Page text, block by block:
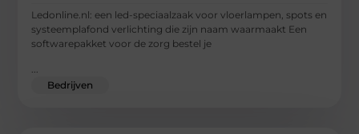
Ledonline.nl: een led-speciaalzaak voor vloerlampen, spots en
systeemplafond verlichting die zijn naam waarmaakt Een
softwarepakket voor de zorg bestel je
...
Bedrijven